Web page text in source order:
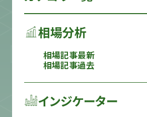
相場分析
相場記事最新
相場記事過去
インジケーター